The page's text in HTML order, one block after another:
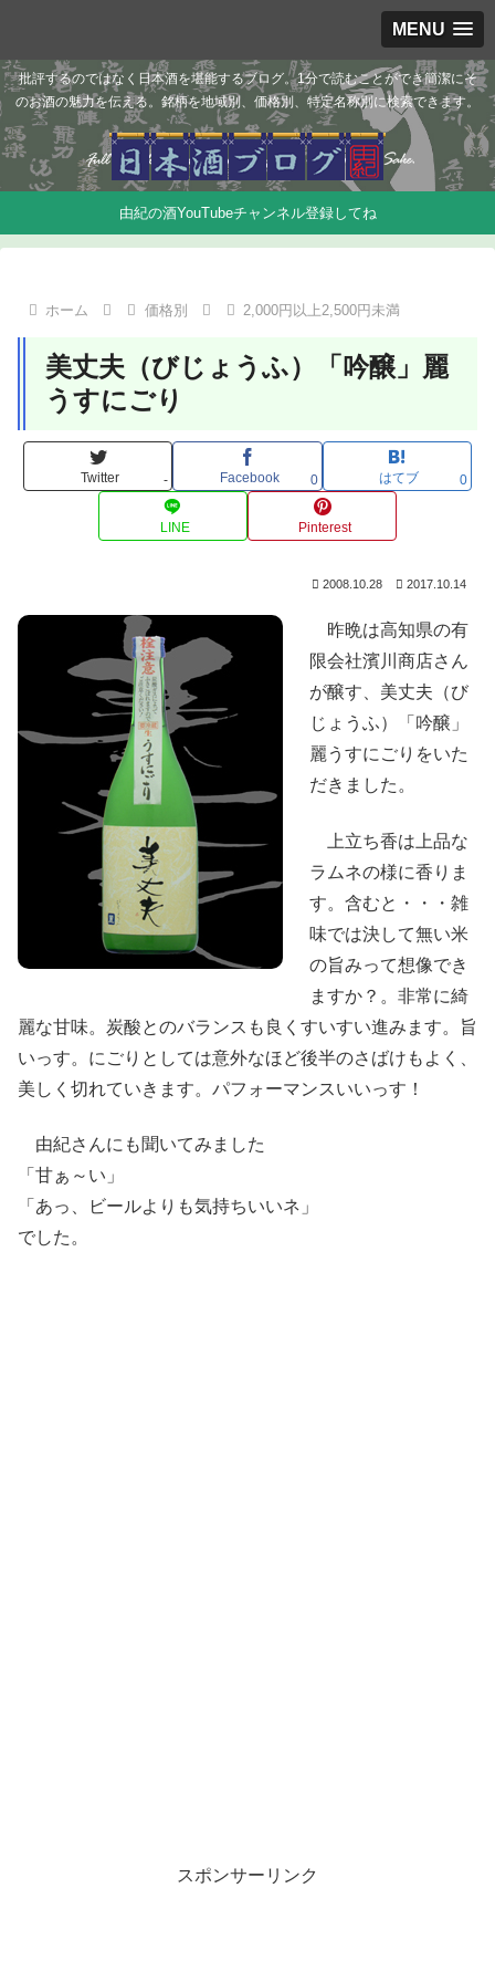
MENU
批評するのではなく日本酒を堪能するブログ。1分で読むことができ簡潔にそ
のお酒の魅力を伝える。銘柄を地域別、価格別、特定名称別に検索できます。
由紀の酒YouTubeチャンネル登録してね
ホーム 価格別 2,000円以上2,500円未満
美丈夫（びじょうふ）「吟醸」麗
うすにごり
Twitter - Facebook 0 はてブ 0
LINE Pinterest
2008.10.28 2017.10.14
昨晩は高知県の有
限会社濱川商店さん
が醸す、美丈夫（び
じょうふ）「吟醸」
麗うすにごりをいた
だきました。
上立ち香は上品な
ラムネの様に香りま
す。含むと・・・雑
味では決して無い米
の旨みって想像でき
ますか？。非常に綺
麗な甘味。炭酸とのバランスも良くすいすい進みます。旨
いっす。にごりとしては意外なほど後半のさばけもよく、
美しく切れていきます。パフォーマンスいいっす！
由紀さんにも聞いてみました
「甘ぁ～い」
「あっ、ビールよりも気持ちいいネ」
でした。
スポンサーリンク